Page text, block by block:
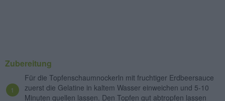
Zubereitung
Für die Topfenschaumnockerln mit fruchtiger Erdbeersauce
zuerst die Gelatine in kaltem Wasser einweichen und 5-10
Minuten quellen lassen. Den Topfen gut abtropfen lassen